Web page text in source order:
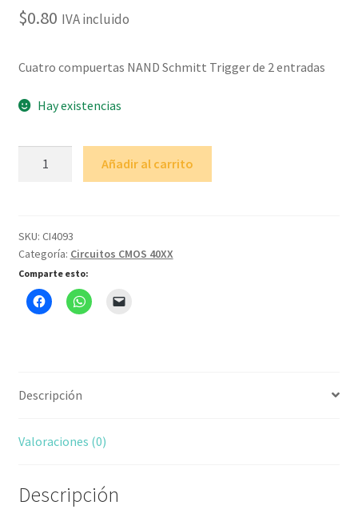
$0.80 IVA incluido
Cuatro compuertas NAND Schmitt Trigger de 2 entradas
Hay existencias
Añadir al carrito
SKU: CI4093
Categoría: Circuitos CMOS 40XX
Comparte esto:
Descripción
Valoraciones (0)
Descripción